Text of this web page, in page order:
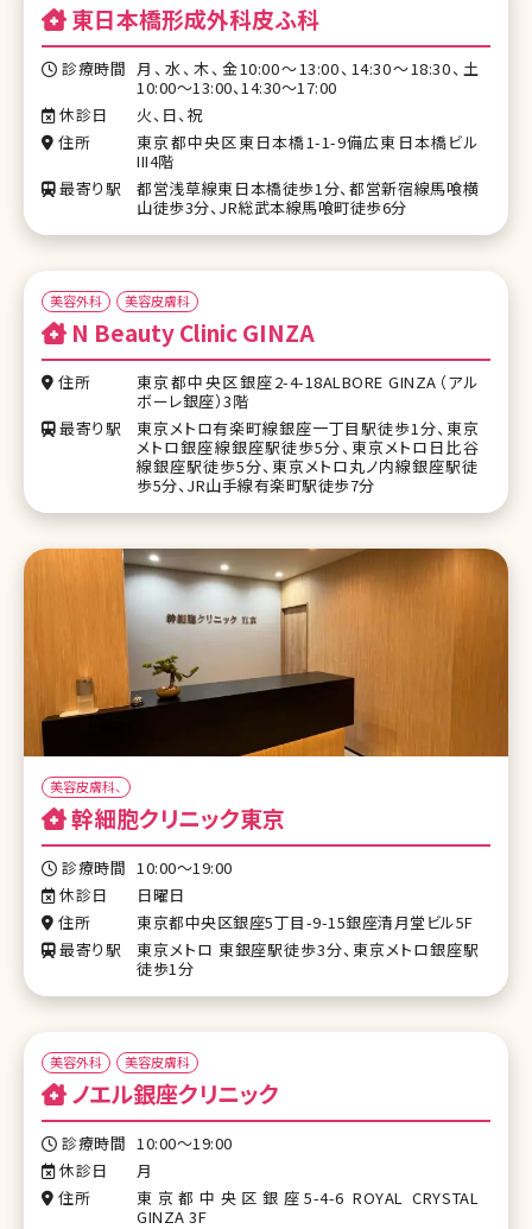
東日本橋形成外科皮ふ科
診療時間 月、水、木、金10:00～13:00、14:30～18:30、土
10:00～13:00、14:30～17:00
休診日
火、日、祝
住所
東京都中央区東日本橋1-1-9備広東日本橋ビル
III4階
最寄り駅
都営浅草線東日本橋徒歩1分、都営新宿線馬喰横
山徒歩3分、JR総武本線馬喰町徒歩6分
美容外科 美容皮膚科
N Beauty Clinic GINZA
住所
東京都中央区銀座2-4-18ALBORE GINZA（アル
ボーレ銀座）3階
最寄り駅
東京メトロ有楽町線銀座一丁目駅徒歩1分、東京
メトロ銀座線銀座駅徒歩5分、東京メトロ日比谷
線銀座駅徒歩5分、東京メトロ丸ノ内線銀座駅徒
歩5分、JR山手線有楽町駅徒歩7分
美容皮膚科、
幹細胞クリニック東京
診療時間 10:00〜19:00
休診日
日曜日
住所
東京都中央区銀座5丁目-9-15銀座清月堂ビル5F
最寄り駅
東京メトロ 東銀座駅徒歩3分、東京メトロ銀座駅
徒歩1分
美容外科 美容皮膚科
ノエル銀座クリニック
診療時間 10:00〜19:00
休診日
月
住所
東京都中央区銀座5-4-6 ROYAL CRYSTAL
GINZA 3F